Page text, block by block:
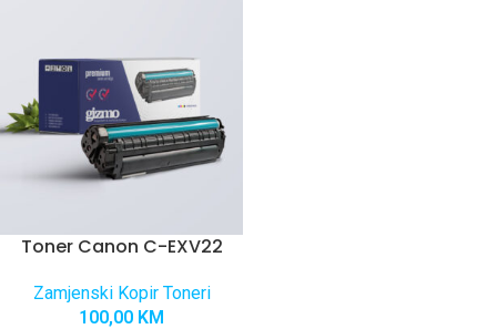
Toner Canon C-EXV22
Zamjenski Kopir Toneri
100,00 KM